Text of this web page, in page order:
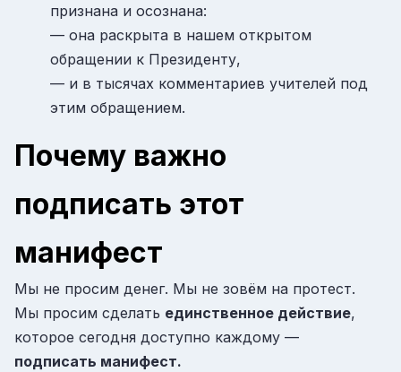
признана и осознана:
— она раскрыта в нашем открытом
обращении к Президенту,
— и в тысячах комментариев учителей под
этим обращением.
Почему важно
подписать этот
манифест
Мы не просим денег. Мы не зовём на протест.
Мы просим сделать единственное действие,
которое сегодня доступно каждому —
подписать манифест.